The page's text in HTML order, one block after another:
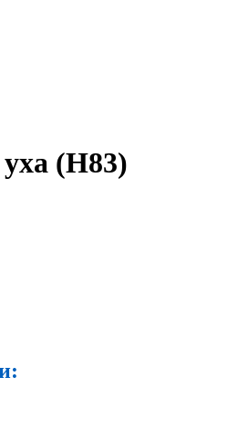
(H83)